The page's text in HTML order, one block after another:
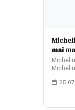
mai